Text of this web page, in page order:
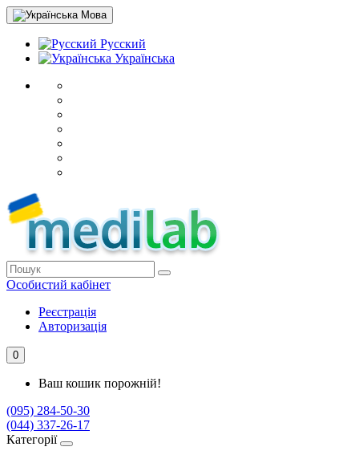
Мова
Русский
Українська
Особистий кабінет
Реєстрація
Авторизація
0
Ваш кошик порожній!
(095) 284-50-30
(044) 337-26-17
Категорії